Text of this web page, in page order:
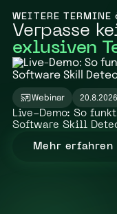
WEITERE TERMINE
Verpasse
exlusiven
Webinar
20.8.2026
Live-Demo: So
Software Skill
Mehr erfahren